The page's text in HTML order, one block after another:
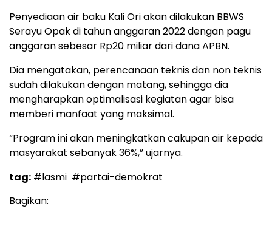
Penyediaan air baku Kali Ori akan dilakukan BBWS
Serayu Opak di tahun anggaran 2022 dengan pagu
anggaran sebesar Rp20 miliar dari dana APBN.
Dia mengatakan, perencanaan teknis dan non teknis
sudah dilakukan dengan matang, sehingga dia
mengharapkan optimalisasi kegiatan agar bisa
memberi manfaat yang maksimal.
“Program ini akan meningkatkan cakupan air kepada
masyarakat sebanyak 36%,” ujarnya.
tag: #lasmi #partai-demokrat
Bagikan: